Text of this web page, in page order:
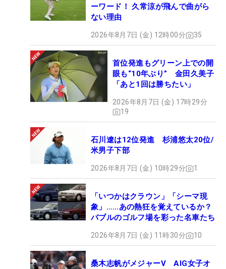
ーワード！ 久常涼が飛んで曲がら
ない理由
2026年8月7日 (金) 12時00分 35
首位発進もグリーン上での開
眼も“10年ぶり” 金田久美子
「あと1回は勝ちたい」
2026年8月7日 (金) 17時29分
19
石川遼は12位発進 杉浦悠太20位/
米男子下部
2026年8月7日 (金) 10時29分 1
「いつかはクラウン」「シーマ現
象」……あの熱狂を覚えているか？
バブルのゴルフ場を彩った名車たち
2026年8月7日 (金) 11時30分 10
桑木志帆がメジャーV AIG女子オ